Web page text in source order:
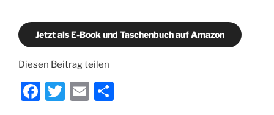
Jetzt als E-Book und Taschenbuch auf Amazon
Diesen Beitrag teilen
F
T
E